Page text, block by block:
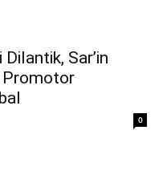
Sar’in
Promotor
0